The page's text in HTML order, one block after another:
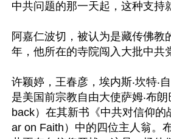
中共问题的那一天起，这种支
阿嘉仁波切，被认为是藏传佛教
年，他所在的寺院闯入大批中共
许颖婷，王春彦，埃内斯‧坎特‧
是美国前宗教自由大使萨姆‧布
back）在其新书《中共对信仰的
ar on Faith）中的四位主人翁。